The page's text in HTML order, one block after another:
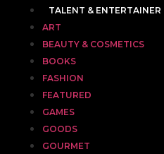
TALENT & ENTERTAINER
ART
BEAUTY & COSMETICS
BOOKS
FASHION
FEATURED
GAMES
GOODS
GOURMET